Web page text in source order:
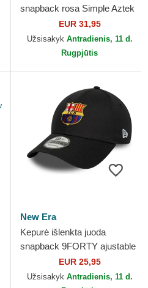
snapback rosa Simple Aztek
Soft FC DjinnsEUR 31,95
Užsisakyk Antradienis, 11 d.
Rugpjūtis
New Era
Kepurė išlenkta juoda
snapback 9FORTY ajustable
FC Barcelona LALIGA New
Era
EUR 25,95
Užsisakyk Antradienis, 11 d.